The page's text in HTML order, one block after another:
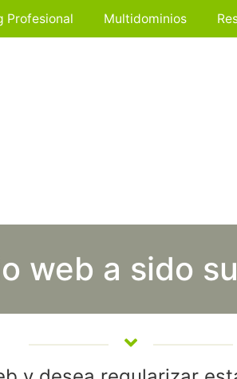
Profesional Multidominios
web a sido